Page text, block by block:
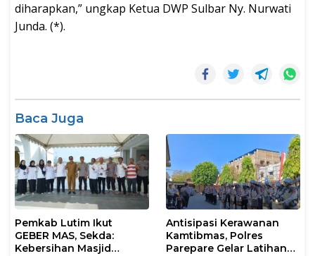
diharapkan,” ungkap Ketua DWP Sulbar Ny. Nurwati
Junda. (*).
Baca Juga
Pemkab Lutim Ikut
GEBER MAS, Sekda:
Kebersihan Masjid
Antisipasi Kerawanan
Kamtibmas, Polres
Parepare Gelar Latihan